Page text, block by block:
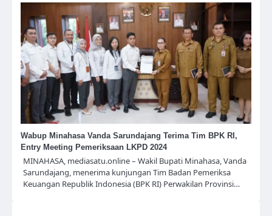
Wabup Minahasa Vanda Sarundajang Terima Tim BPK RI,
Entry Meeting Pemeriksaan LKPD 2024
MINAHASA, mediasatu.online – Wakil Bupati Minahasa, Vanda
Sarundajang, menerima kunjungan Tim Badan Pemeriksa
Keuangan Republik Indonesia (BPK RI) Perwakilan Provinsi…